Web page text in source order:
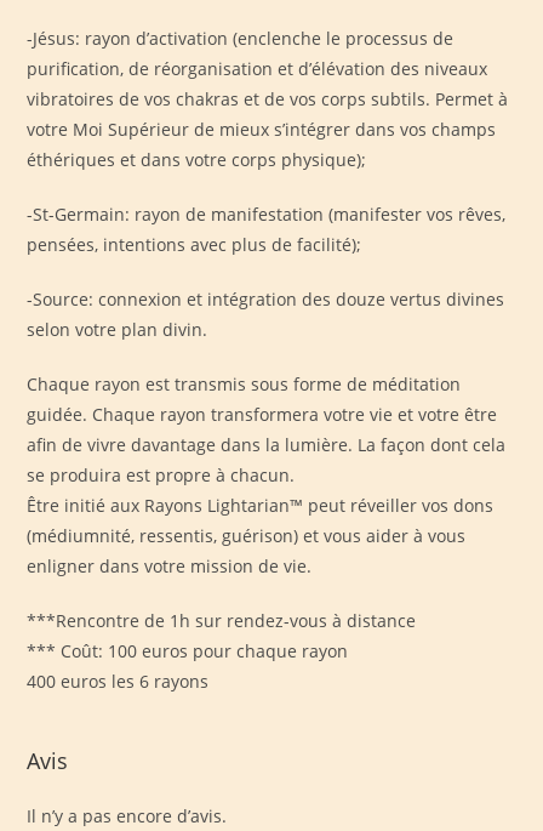
-Jésus: rayon d’activation (enclenche le processus de
purification, de réorganisation et d’élévation des niveaux
vibratoires de vos chakras et de vos corps subtils. Permet à
votre Moi Supérieur de mieux s’intégrer dans vos champs
éthériques et dans votre corps physique);
-St-Germain: rayon de manifestation (manifester vos rêves,
pensées, intentions avec plus de facilité);
-Source: connexion et intégration des douze vertus divines
selon votre plan divin.
Chaque rayon est transmis sous forme de méditation
guidée. Chaque rayon transformera votre vie et votre être
afin de vivre davantage dans la lumière. La façon dont cela
se produira est propre à chacun.
Être initié aux Rayons Lightarian™ peut réveiller vos dons
(médiumnité, ressentis, guérison) et vous aider à vous
enligner dans votre mission de vie.
***Rencontre de 1h sur rendez-vous à distance
*** Coût: 100 euros pour chaque rayon
400 euros les 6 rayons
Avis
Il n’y a pas encore d’avis.